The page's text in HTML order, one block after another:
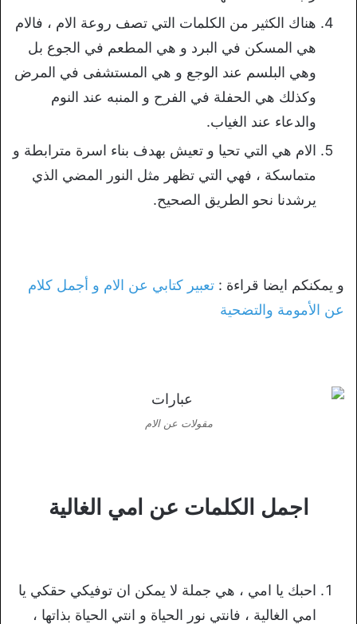
هناك الكثير من الكلمات التي تصف روعة الام ، فالام
هي المسكن في البرد و هي المطعم في الجوع بل
وهي البلسم عند الوجع و هي المستشفى في المرض
وكذلك هي الحفلة في الفرح و المنبه عند النوم
والدعاء عند الغياب.
الام هي التي تحيا و تعيش بهدف بناء اسرة مترابطة و
متماسكة ، فهي التي تظهر مثل النور المضي الذي
يرشدنا نحو الطريق الصحيح.
و يمكنكم ايضا قراءة : تعبير كتابي عن الام و أجمل كلام
عن الأمومة والتضحية
مقولات عن الام
اجمل الكلمات عن امي الغالية
احبك يا امي ، هي جملة لا يمكن ان توفيكي حقكي يا
امي الغالية ، فانتي نور الحياة و انتي الحياة بذاتها ،